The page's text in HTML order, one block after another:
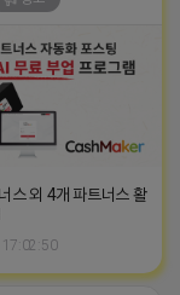
스 외 4개 파트너스 활